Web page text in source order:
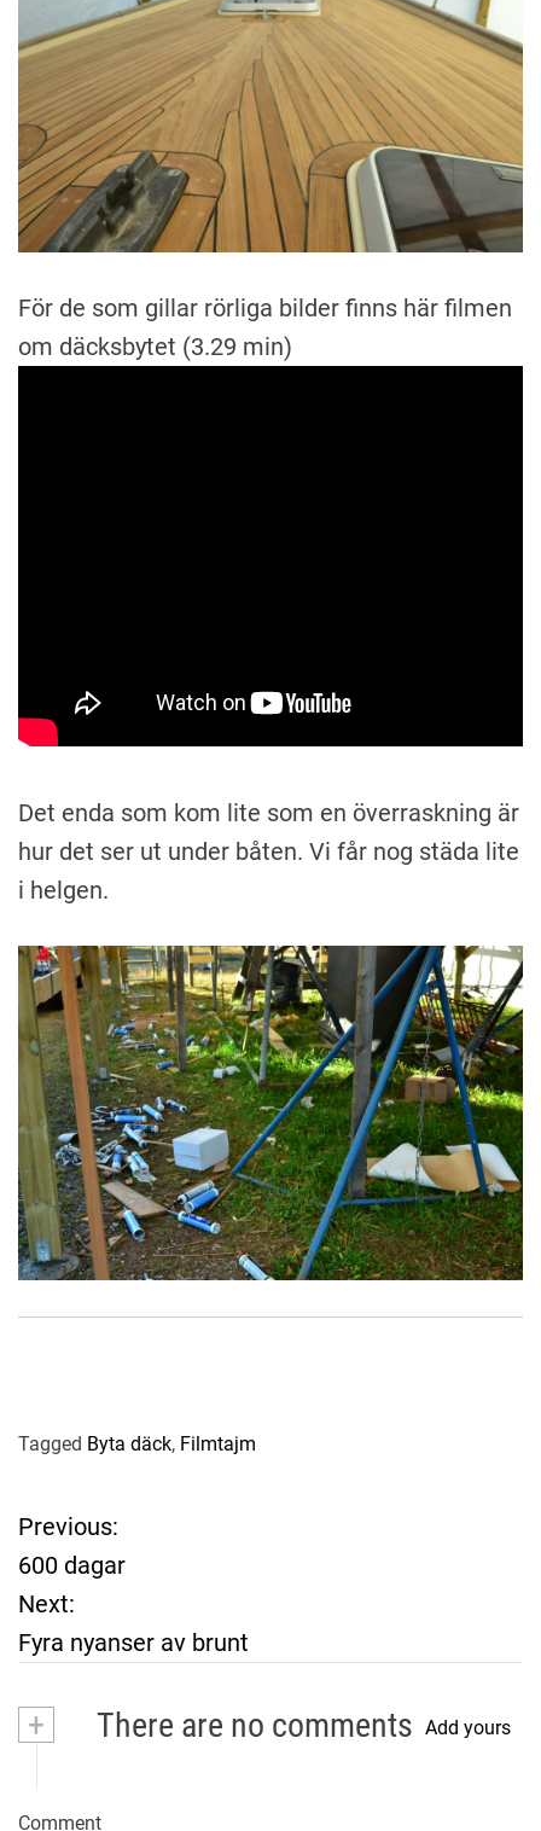
För de som gillar rörliga bilder finns här filmen
om däcksbytet (3.29 min)
Det enda som kom lite som en överraskning är
hur det ser ut under båten. Vi får nog städa lite
i helgen.
Tagged Byta däck, Filmtajm
P
o
s
t
Previous:
600 dagar
Next:
Fyra nyanser av brunt
+ There are no comments Add yours
Comment